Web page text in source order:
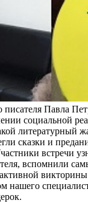
писателя Павла
социальной
литературный
сказки и
встречи
вспомнили
викторины
нашего